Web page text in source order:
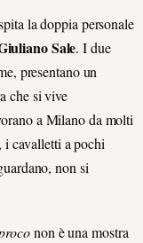
la doppia personale
Sale. I due
presentano un
che si vive
a Milano da molti
i cavalletti a pochi
non si
non è una mostra